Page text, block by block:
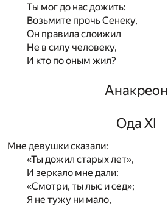
Ты мог до нас дожить:
Возьмите прочь Сенеку,
Он правила слоижил
Не в силу человеку,
И кто по оным жил?
Анакреон
Ода XI
Мне девушки сказали:
«Ты дожил старых лет»,
И зеркало мне дали:
«Смотри, ты лыс и сед»;
Я не тужу ни мало,